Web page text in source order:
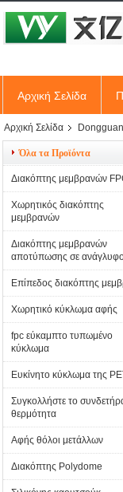
Αρχική Σελίδα
Αρχική Σελίδα
Όλα τα Προϊόντα
Διακόπτης μεμβρανών
Χωρητικός διακόπτης
μεμβρανών
Διακόπτης μεμβρανών
αποτύπωσης σε
Επίπεδος διακόπτης
Χωρητικό κύκλωμα αφής
fpc εύκαμπτο τυπωμένο
κύκλωμα
Ευκίνητο κύκλωμα της
Συγκολλήστε το
θερμότητα
Αφής θόλοι μετάλλων
Διακόπτης Polydome